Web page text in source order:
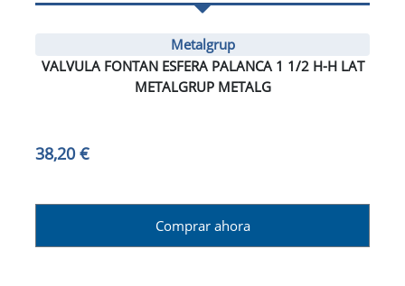
Metalgrup
VALVULA FONTAN ESFERA PALANCA 1 1/2 H-H LAT
METALGRUP METALG
38,20 €
Comprar ahora